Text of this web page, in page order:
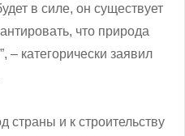
в силе, он существует
что природа
– категорически заявил
страны и к строительству